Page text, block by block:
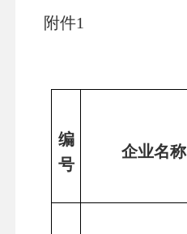
附件1
编
号
企业名称